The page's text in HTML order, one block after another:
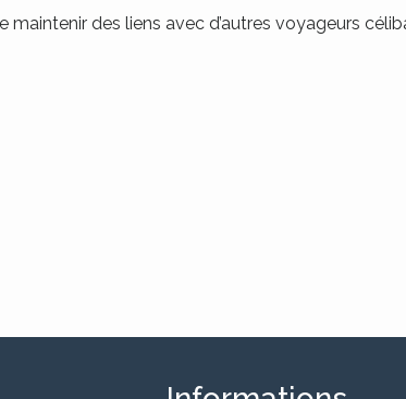
des liens avec d’autres voyageurs